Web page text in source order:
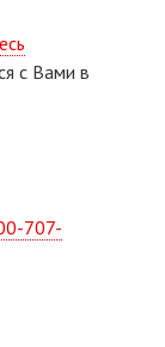
с Вами в
707-